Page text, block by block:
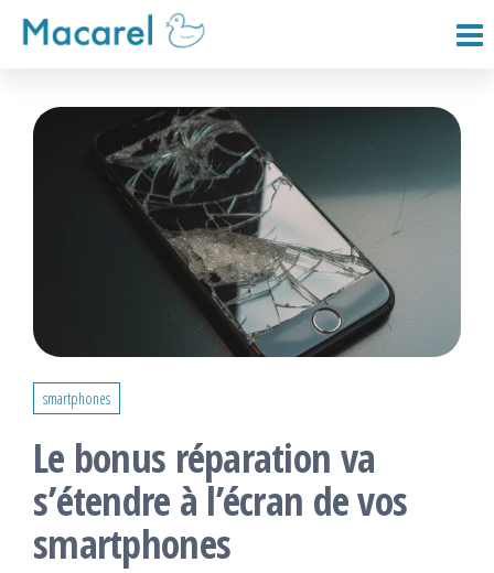
Passer
smartphones
Le bonus réparation va
s’étendre à l’écran de vos
smartphones